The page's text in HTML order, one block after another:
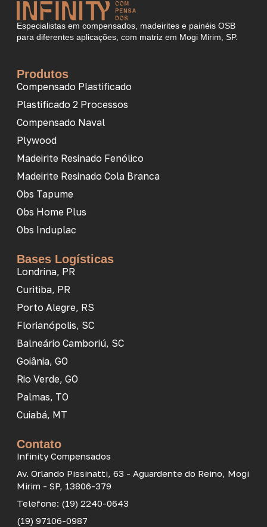
Especialistas em compensados, madeirites e painéis OSB
para diferentes aplicações, com matriz em Mogi Mirim, SP.
Produtos
Compensado Plastificado
Plastificado 2 Processos
Compensado Naval
Plywood
Madeirite Resinado Fenólico
Madeirite Resinado Cola Branca
Obs Tapume
Obs Home Plus
Obs Induplac
Bases Logísticas
Londrina, PR
Curitiba, PR
Porto Alegre, RS
Florianópolis, SC
Balneário Camboriú, SC
Goiânia, GO
Rio Verde, GO
Palmas, TO
Cuiabá, MT
Contato
Infinity Compensados
Av. Orlando Pissinatti, 63 - Aguardente do Reino, Mogi
Mirim - SP, 13806-379
Telefone: (19) 2240-0643
(19) 97106-0987